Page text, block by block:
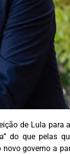
de Lula para
do que pelas
governo a